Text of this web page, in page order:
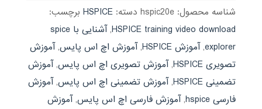
شناسه محصول: hspic20e دسته: HSPICE برچسب:
HSPICE training video download
,
آشنایی با spice
explorer
,آموزش HSPICE ,آموزش اچ اس پایس,آموزش
تصویری HSPICE
,آموزش تصویری اچ اس پایس,آموزش
تضمینی HSPICE
,آموزش تضمینی اچ اس پایس,آموزش
فارسی hspice
,آموزش فارسی اچ اس پایس,آموزش